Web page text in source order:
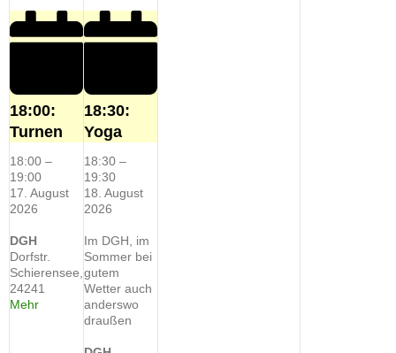
18:00:
Turnen
18:00 –
19:00
17. August
2026
DGH
Dorfstr.
Schierensee
24241
Mehrabout
18:30:
Yoga
18:30 –
19:30
18. August
2026
Im DGH, im
Sommer bei
gutem
Wetter auch
anderswo
draußen